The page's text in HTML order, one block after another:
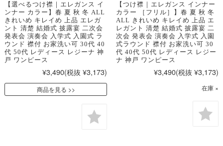
【選べるつけ襟｜エレガンス イ
ンナー カラー】春 夏 秋 冬 ALL
きれいめ キレイめ 上品 エレガ
ント 清楚 結婚式 披露宴 二次会
発表会 演奏会 入学式 入園式 ラ
ウンド 襟付 お家洗い可 30代 40
代 50代 レディース レジーナ 神
戸 ワンピース
¥3,490(税抜 ¥3,173)
商品を見る
【つけ襟｜エレガンス インナー
カラー ［フリル］】春 夏 秋 冬
ALL きれいめ キレイめ 上品 エ
レガント 清楚 結婚式 披露宴 二
次会 発表会 演奏会 入学式 入園
式ラウンド 襟付 お家洗い可 30
代 40代 50代 レディース レジー
ナ 神戸 ワンピース
¥3,490(税抜 ¥3,173)
在庫 ×